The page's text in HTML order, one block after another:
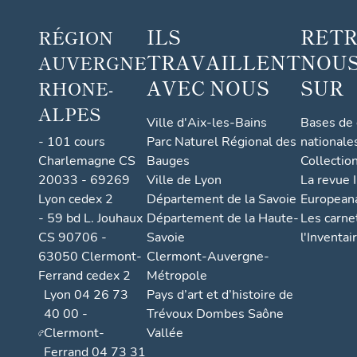
RÉGION
AUVERGNE
RHONE-
ALPES
- 101 cours
Charlemagne CS
20033 - 69269
Lyon cedex 2
- 59 bd L. Jouhaux
CS 90706 -
63050 Clermont-
Ferrand cedex 2
Lyon 04 26 73
40 00 -
Clermont-
Ferrand 04 73 31
ILS
TRAVAILLENT
AVEC NOUS
Ville d'Aix-les-Bains
Parc Naturel Régional des
Bauges
Ville de Lyon
Département de la Savoie
Département de la Haute-
Savoie
Clermont-Auvergne-
Métropole
Pays d’art et d’histoire de
Trévoux Dombes Saône
Vallée
SUR
Bases
La revue
Les